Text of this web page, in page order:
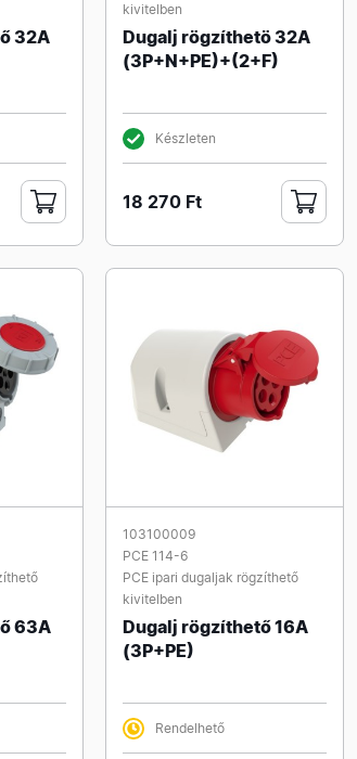
32A
kivitelben
Dugalj rögzíthetö 32A
(3P+N+PE)+(2+F)
Készleten
18 270 Ft
63A
103100009
PCE 114-6
PCE ipari dugaljak rögzíthető
kivitelben
Dugalj rögzíthető 16A
(3P+PE)
Rendelhető